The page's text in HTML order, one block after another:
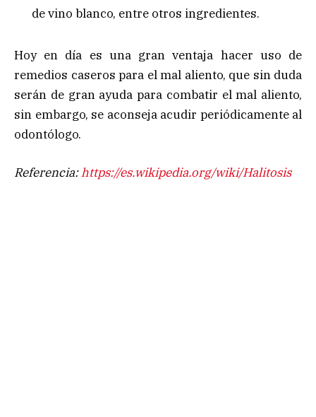
de vino blanco, entre otros ingredientes.
Hoy en día es una gran ventaja hacer uso de
remedios caseros para el mal aliento, que sin duda
serán de gran ayuda para combatir el mal aliento,
sin embargo, se aconseja acudir periódicamente al
odontólogo.
Referencia:https://es.wikipedia.org/wiki/Halitosis